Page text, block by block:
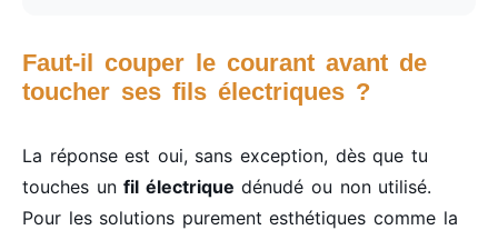
Faut-il couper le courant avant de
toucher ses fils électriques ?
La réponse est oui, sans exception, dès que tu
touches unfil électrique dénudé ou non utilisé.
Pour les solutions purement esthétiques comme la